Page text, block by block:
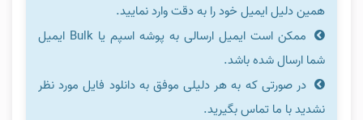
همین دلیل ایمیل خود را به دقت وارد نمایید.
ممکن است ایمیل ارسالی به پوشه اسپم یا Bulk ایمیل
شما ارسال شده باشد.
در صورتی که به هر دلیلی موفق به دانلود فایل مورد نظر
نشدید با ما تماس بگیرید.